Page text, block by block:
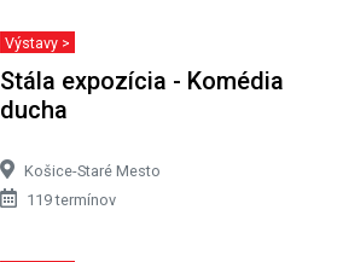
Výstavy >
Stála expozícia - Komédia
ducha
Košice-Staré Mesto
119 termínov